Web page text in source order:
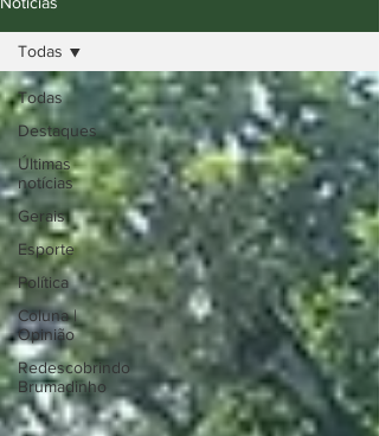
Todas
Destaques
Últimas
notícias
Gerais
Esporte
Política
Coluna |
Opinião
Redescobrindo
Brumadinho
Todas